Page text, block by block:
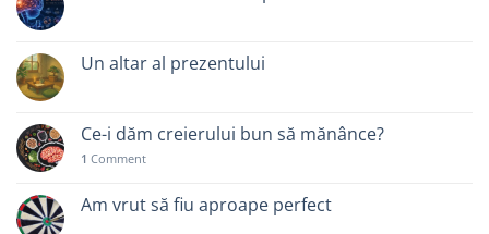
Un altar al prezentului
Ce-i dăm creierului bun să mănânce?
1 Comment
Am vrut să fiu aproape perfect